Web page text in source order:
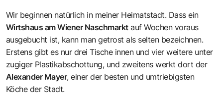
Wir beginnen natürlich in meiner Heimatstadt. Dass ein
Wirtshaus am Wiener Naschmarkt auf Wochen voraus
ausgebucht ist, kann man getrost als selten bezeichnen.
Erstens gibt es nur drei Tische innen und vier weitere unter
zugiger Plastikabschottung, und zweitens werkt dort der
Alexander Mayer, einer der besten und umtriebigsten
Köche der Stadt.